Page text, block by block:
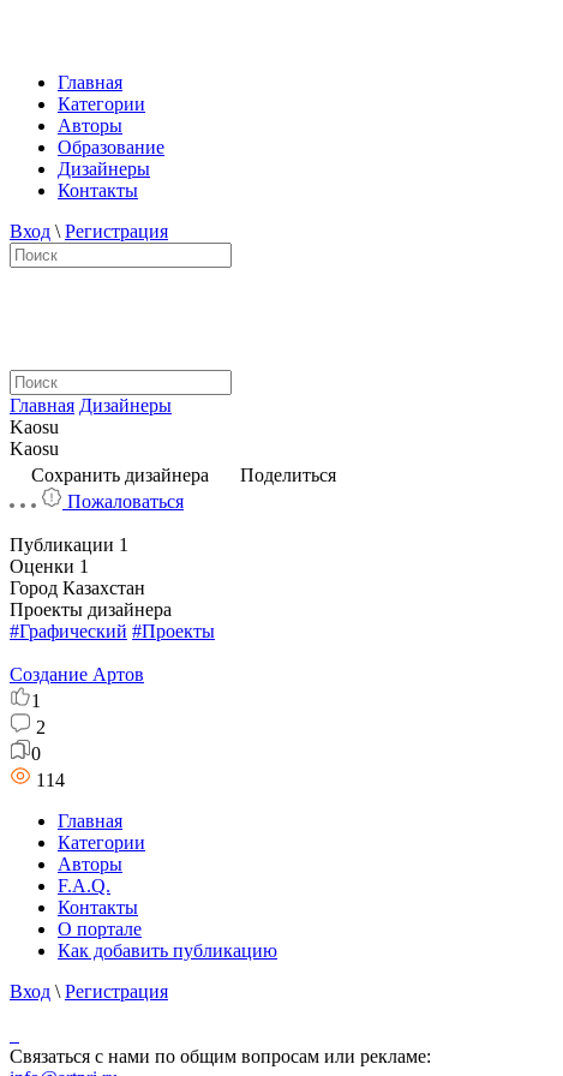
Главная
Категории
Авторы
Образование
Дизайнеры
Контакты
Вход \ Регистрация
Главная Дизайнеры
Kaosu
Kaosu
Сохранить дизайнера
Поделиться
Пожаловаться
Публикации 1
Оценки 1
Город Казахстан
Проекты дизайнера
#Графический #Проекты
Создание Артов
1
2
0
114
Главная
Категории
Авторы
F.A.Q.
Контакты
О портале
Как добавить публикацию
Вход \ Регистрация
Связаться с нами по общим вопросам или рекламе: